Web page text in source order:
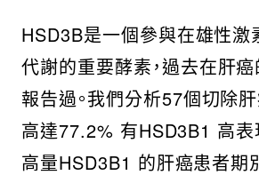
HSD3B是一個參與在雄性激
代謝的重要酵素，過去在肝
報告過。我們分析57個切除
高達77.2% 有HSD3B1 高表
高量HSD3B1 的肝癌患者期